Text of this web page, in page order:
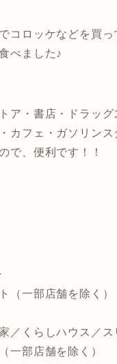
コロッケなどを買っ
べました♪
ア・書店・ドラッグ
カフェ・ガソリンス
で、便利です！！
（一部店舗を除く）
／くらしハウス／ス
一部店舗を除く）